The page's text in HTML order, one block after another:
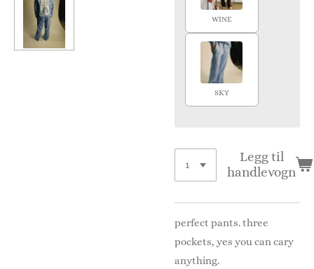
WINE
SKY
Legg til
handlevogn
perfect pants. three
pockets, yes you can cary
anything.